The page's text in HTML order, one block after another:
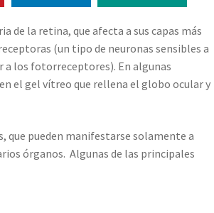
de la retina, que afecta a sus capas más
(un tipo de neuronas sensibles a
los fotorreceptores). En algunas
el gel vítreo que rellena el globo ocular y
que pueden manifestarse solamente a
órganos. Algunas de las principales